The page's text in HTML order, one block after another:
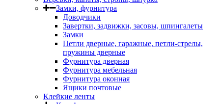
Замки, фурнитура
Доводчики
Завертки, задвижки, засовы, шпингалеты
Замки
Петли дверные, гаражные, петли-стрелы,
пружины дверные
Фурнитура дверная
Фурнитура мебельная
Фурнитура оконная
Ящики почтовые
Клейкие ленты